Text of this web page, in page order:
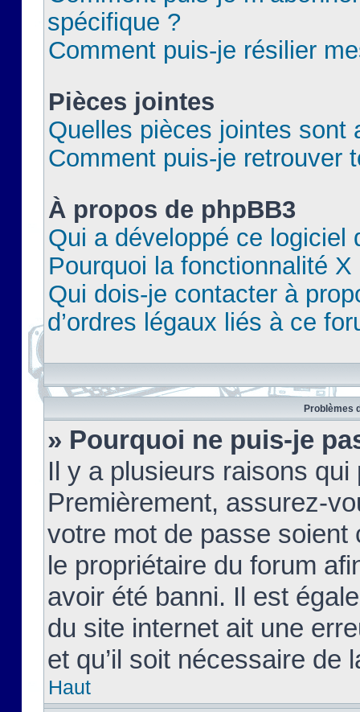
spécifique ?
Comment puis-je résilier
Pièces jointes
Quelles pièces jointes sont
Comment puis-je retrouver
À propos de phpBB3
Qui a développé ce logiciel
Pourquoi la fonctionnalité X
Qui dois-je contacter à
d’ordres légaux liés à ce
Problèmes
» Pourquoi ne puis-je
Il y a plusieurs raisons
Premièrement, assurez-
votre mot de passe soient
le propriétaire du forum
avoir été banni. Il est
du site internet ait une
et qu’il soit nécessaire de
Haut